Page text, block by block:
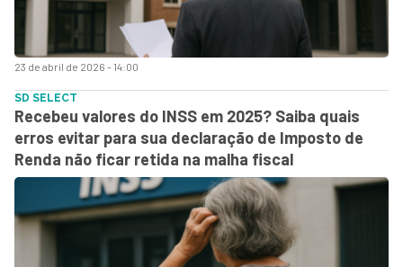
23 de abril de 2026 - 14:00
SD SELECT
Recebeu valores do INSS em 2025? Saiba quais
erros evitar para sua declaração de Imposto de
Renda não ficar retida na malha fiscal